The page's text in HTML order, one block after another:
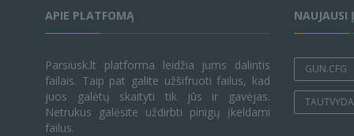
APIE PLATFOMĄ
Parsiusk.lt platforma leidžia jums dalintis
failais. Taip pat galite užšifruoti failus, kad
juos galėtų skaityti tik jūs ir gavėjas.
Netrukus galėsite uždirbti pinigų įkeldami
failus.
NAUJAUSI
GUN.CFG